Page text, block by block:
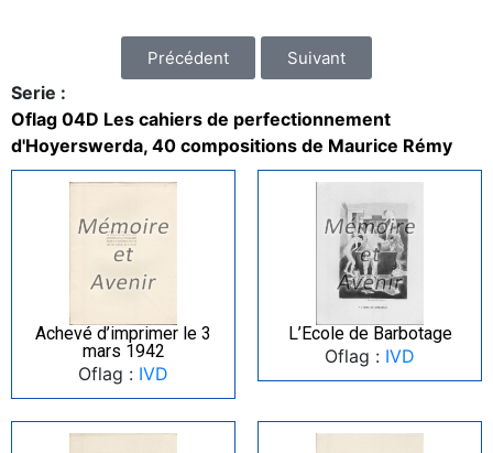
Précédent Suivant
Serie :
Oflag 04D Les cahiers de perfectionnement
d'Hoyerswerda, 40 compositions de Maurice Rémy
Achevé d’imprimer le 3
mars 1942
Oflag : IVD
L’Ecole de Barbotage
Oflag : IVD